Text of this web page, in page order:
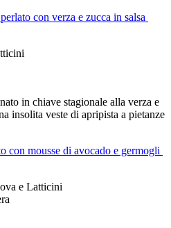
con verza e zucca in salsa
in chiave stagionale alla verza e
insolita veste di apripista a pietanze
con mousse di avocado e germogli
e Latticini